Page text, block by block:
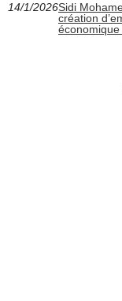
14/1/2026Sidi
création